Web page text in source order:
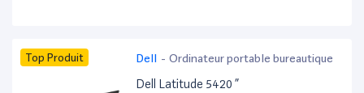
Top Produit Dell - Ordinateur portable bureautique
Dell Latitude 5420 ”